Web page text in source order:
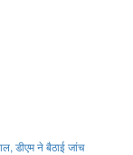
डीएम ने बैठाई जांच